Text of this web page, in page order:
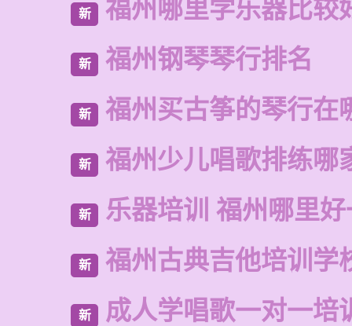
新 福州哪里学乐器比较
新 福州钢琴琴行排名
新 福州买古筝的琴行在
新 福州少儿唱歌排练哪
新 乐器培训 福州哪里
新 福州古典吉他培训学
新 成人学唱歌一对一培